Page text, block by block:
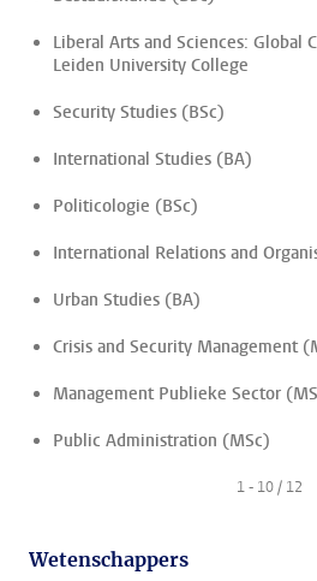
Liberal Arts and Sciences: Global
Leiden University College
Security Studies (BSc)
International Studies (BA)
Politicologie (BSc)
International Relations and
Urban Studies (BA)
Crisis and Security Management
Management Publieke Sector
Public Administration (MSc)
1 - 10 / 12
Wetenschappers